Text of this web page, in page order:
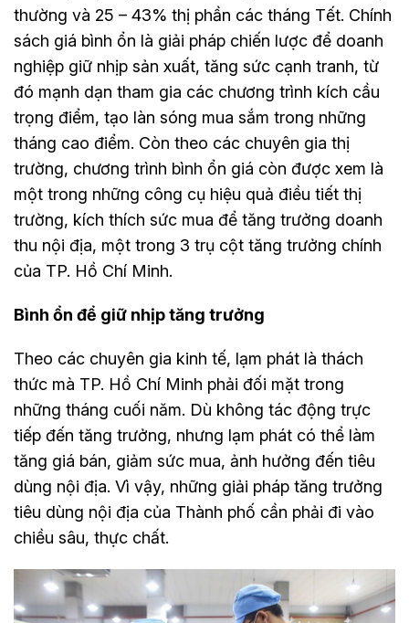
thường và 25 – 43% thị phần các tháng Tết. Chính
sách giá bình ổn là giải pháp chiến lược để doanh
nghiệp giữ nhịp sản xuất, tăng sức cạnh tranh, từ
đó mạnh dạn tham gia các chương trình kích cầu
trọng điểm, tạo làn sóng mua sắm trong những
tháng cao điểm. Còn theo các chuyên gia thị
trường, chương trình bình ổn giá còn được xem là
một trong những công cụ hiệu quả điều tiết thị
trường, kích thích sức mua để tăng trưởng doanh
thu nội địa, một trong 3 trụ cột tăng trưởng chính
của TP. Hồ Chí Minh.
Bình ổn để giữ nhịp tăng trưởng
Theo các chuyên gia kinh tế, lạm phát là thách
thức mà TP. Hồ Chí Minh phải đối mặt trong
những tháng cuối năm. Dù không tác động trực
tiếp đến tăng trưởng, nhưng lạm phát có thể làm
tăng giá bán, giảm sức mua, ảnh hưởng đến tiêu
dùng nội địa. Vì vậy, những giải pháp tăng trưởng
tiêu dùng nội địa của Thành phố cần phải đi vào
chiều sâu, thực chất.